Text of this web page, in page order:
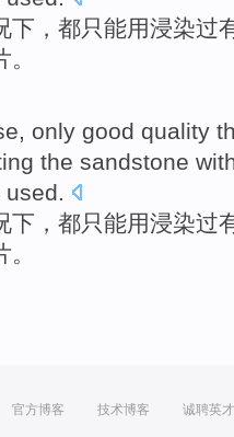
下 ，都只能用浸染过
。
, only good quality
the sandstone
下 ，都只能用浸染过
。
官方博客 技术博客 诚聘英才